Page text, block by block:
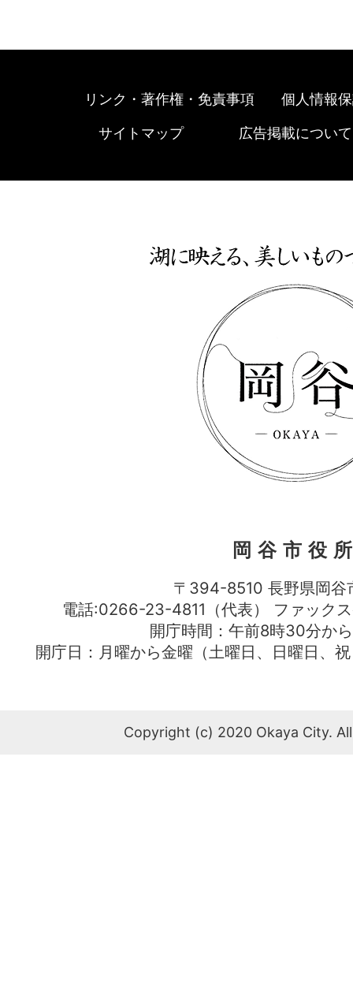
リンク・著作権・免責事項 個人情報
サイトマップ 広告掲載について
岡谷市役
〒394-8510 長野県岡谷
電話:0266-23-4811（代表） ファッ
開庁時間：午前8時30分か
開庁日：月曜から金曜（土曜日、日曜日、
Copyright (c) 2020 Okaya City.